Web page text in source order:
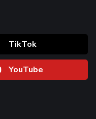
TikTok
YouTube